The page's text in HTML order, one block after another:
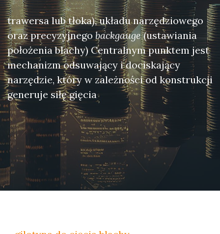
trawersa lub tłoka), układu narzędziowego
oraz precyzyjnego backgauge(ustawiania
położenia blachy) Centralnym punktem jest
mechanizm odsuwający i dociskający
narzędzie, który w zależności od konstrukcji
generuje siłę gięcia